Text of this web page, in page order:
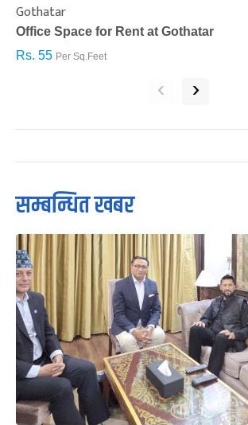
Gothatar
Office Space for Rent at Gothatar
Rs. 55 Per Sq.Feet
‹ ›
सम्बन्धित खबर